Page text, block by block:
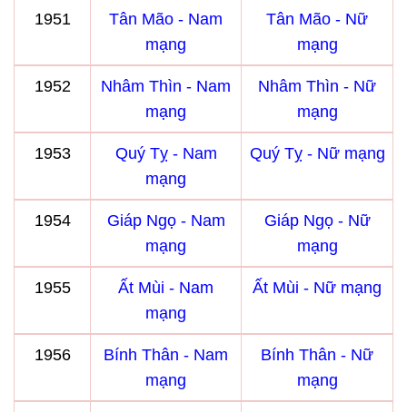
1951
Tân Mão - Nam
mạng
Tân Mão - Nữ
mạng
1952
Nhâm Thìn - Nam
mạng
Nhâm Thìn - Nữ
mạng
1953
Quý Tỵ - Nam
mạng
Quý Tỵ - Nữ mạng
1954
Giáp Ngọ - Nam
mạng
Giáp Ngọ - Nữ
mạng
1955
Ất Mùi - Nam
mạng
Ất Mùi - Nữ mạng
1956
Bính Thân - Nam
mạng
Bính Thân - Nữ
mạng